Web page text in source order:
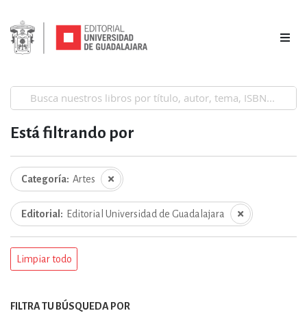
Está filtrando por
Categoría Artes
Editorial Editorial Universidad de Guadalajara
Limpiar todo
FILTRA TU BÚSQUEDA POR